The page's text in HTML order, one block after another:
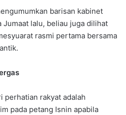
barisan kabinet
Jumaat lalu, beliau juga dilihat
rasmi pertama bersama
perhatian rakyat adalah
pada petang Isnin apabila